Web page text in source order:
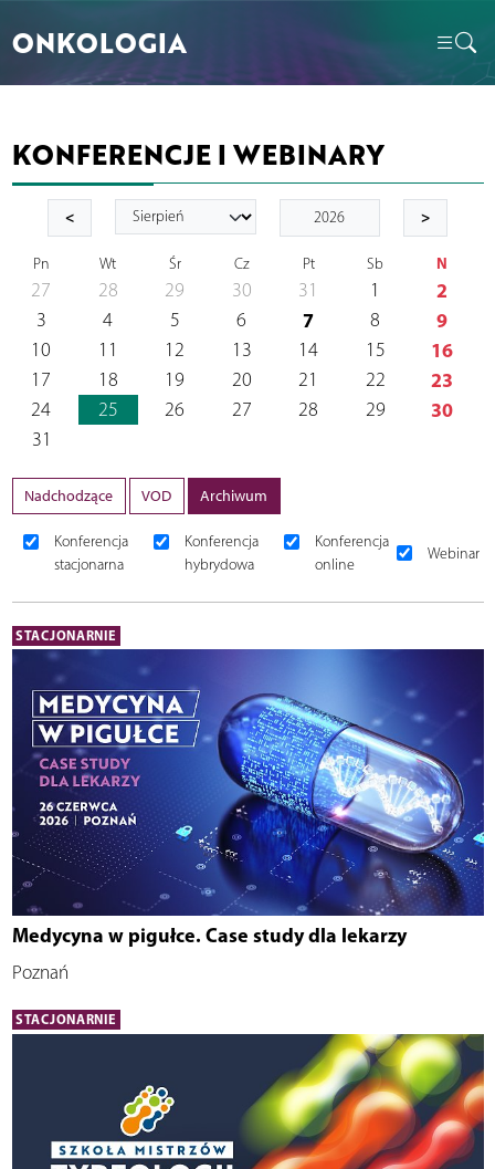
ONKOLOGIA
KONFERENCJE I WEBINARY
< >
Pn
27
Wt
28
Śr
29
Cz
30
Pt
31
Sb
1
N
2
3 4 5 6 7 8 9
10 11 12 13 14 15 16
17 18 19 20 21 22 23
24 25 26 27 28 29 30
31
Nadchodzące VOD Archiwum
Konferencja
stacjonarna
Konferencja
hybrydowa
Konferencja
online
Webinar
STACJONARNIE
Medycyna w pigułce. Case study dla lekarzy
Poznań
STACJONARNIE